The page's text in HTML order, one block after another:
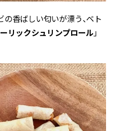
香ばしい匂いが漂う、ベト
リックシュリンプロール」